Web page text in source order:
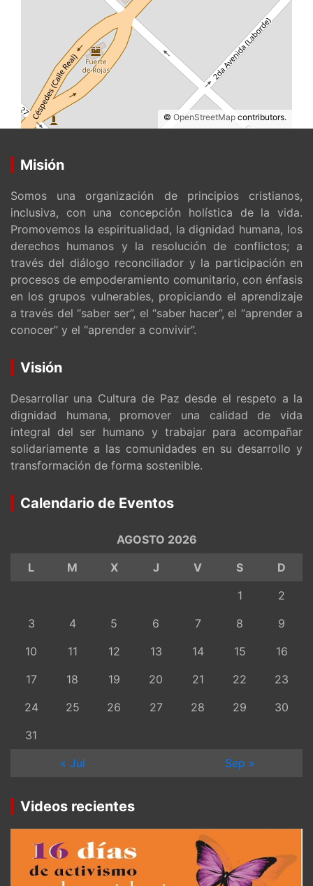
© OpenStreetMap contributors.
Misión
Somos una organización de principios cristianos,
inclusiva, con una concepción holística de la vida.
Promovemos la espiritualidad, la dignidad humana, los
derechos humanos y la resolución de conflictos; a
través del diálogo reconciliador y la participación en
procesos de empoderamiento comunitario, con énfasis
en los grupos vulnerables, propiciando el aprendizaje
a través del “saber ser”, el “saber hacer”, el “aprender a
conocer” y el “aprender a convivir”.
Visión
Desarrollar una Cultura de Paz desde el respeto a la
dignidad humana, promover una calidad de vida
integral del ser humano y trabajar para acompañar
solidariamente a las comunidades en su desarrollo y
transformación de forma sostenible.
Calendario de Eventos
AGOSTO 2026
L
M X J V S
D
1
2
3
4 5 6 7 8
9
10
11 12 13 14 15
16
17
18 19 20 21 22
23
24
25 26 27 28 29
30
31
« Jul
Sep »
Videos recientes